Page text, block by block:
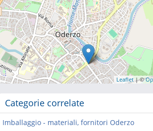
Leaflet| ©
Categorie correlate
Imballaggio - materiali, fornitori Oderzo